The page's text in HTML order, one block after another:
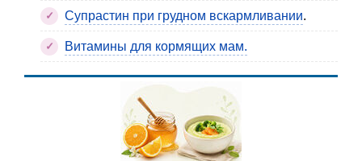
Cупрастин при грудном вскармливании.
Витамины для кормящих мам.